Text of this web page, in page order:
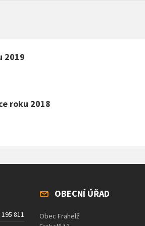
2019
roku 2018
811
OBECNÍ ÚŘAD
Obec Frahelž